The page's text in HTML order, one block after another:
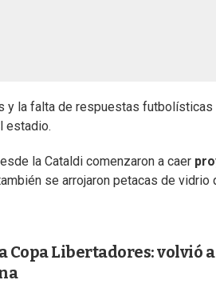
y la falta de respuestas
estadio.
la Cataldi comenzaron a caer
se arrojaron petacas de vidrio
Libertadores: volvió a